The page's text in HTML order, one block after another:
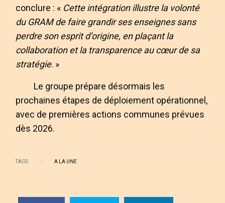
conclure : « Cette intégration illustre la volonté
du GRAM de faire grandir ses enseignes sans
perdre son esprit d’origine, en plaçant la
collaboration et la transparence au cœur de sa
stratégie. »
Le groupe prépare désormais les
prochaines étapes de déploiement opérationnel,
avec de premières actions communes prévues
dès 2026.
TAGS A LA UNE